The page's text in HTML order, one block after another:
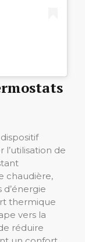
de
chaudière,
thermique
vers la
réduire